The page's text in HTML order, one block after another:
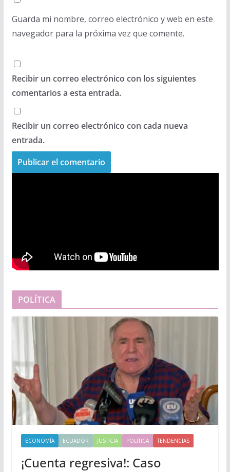
Guarda mi nombre, correo electrónico y web en este
navegador para la próxima vez que comente.
Recibir un correo electrónico con los siguientes
comentarios a esta entrada.
Recibir un correo electrónico con cada nueva
entrada.
POLÍTICA
ECONOMÍA ECUADOR JUSTICIA POLITICA TENDENCIAS
¡Cuenta regresiva!: Caso